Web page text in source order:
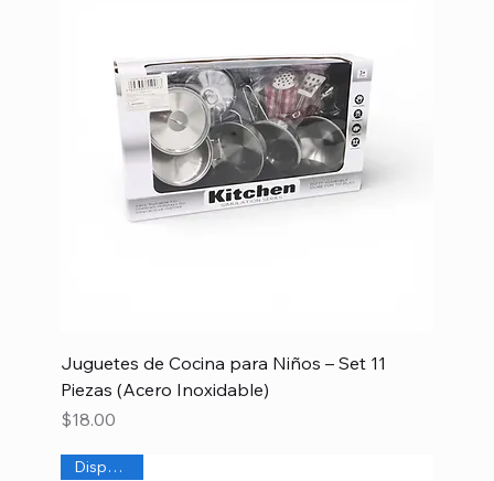
Juguetes de Cocina para Niños – Set 11
Piezas (Acero Inoxidable)
Precio
$18.00
Disponible